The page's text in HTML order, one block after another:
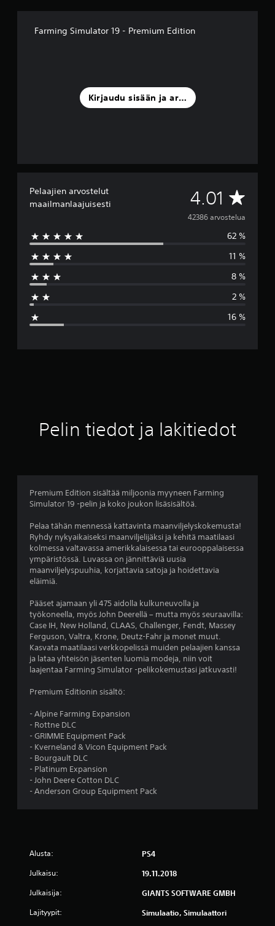
Farming Simulator 19 - Premium Edition
Kirjaudu sisään ja arvostele
Pelaajien arvostelut
maailmanlaajuisesti
4.01 K
e
s
k
a
v
.
t
h
v
i
i
(
8
42386 arvostelua
62 %
11 %
8 %
2 %
16 %
Pelin tiedot ja lakitiedot
Premium Edition sisältää miljoonia myyneen Farming
Simulator 19 -pelin ja koko joukon lisäsisältöä.
Pelaa tähän mennessä kattavinta maanviljelyskokemusta!
Ryhdy nykyaikaiseksi maanviljelijäksi ja kehitä maatilaasi
kolmessa valtavassa amerikkalaisessa tai eurooppalaisessa
ympäristössä. Luvassa on jännittäviä uusia
maanviljelyspuuhia, korjattavia satoja ja hoidettavia
eläimiä.
Pääset ajamaan yli 475 aidolla kulkuneuvolla ja
työkoneella, myös John Deerellä – mutta myös seuraavilla:
Case IH, New Holland, CLAAS, Challenger, Fendt, Massey
Ferguson, Valtra, Krone, Deutz-Fahr ja monet muut.
Kasvata maatilaasi verkkopelissä muiden pelaajien kanssa
ja lataa yhteisön jäsenten luomia modeja, niin voit
laajentaa Farming Simulator -pelikokemustasi jatkuvasti!
Premium Editionin sisältö:
- Alpine Farming Expansion
- Rottne DLC
- GRIMME Equipment Pack
- Kverneland & Vicon Equipment Pack
- Bourgault DLC
- Platinum Expansion
- John Deere Cotton DLC
- Anderson Group Equipment Pack
Alusta: PS4
Julkaisu: 19.11.2018
Julkaisija: GIANTS SOFTWARE GMBH
Lajityypit: Simulaatio, Simulaattori